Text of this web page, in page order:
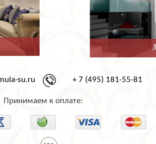
Минимализм
su.ru + 7 (495) 181-55-81
Принимаем к оплате: